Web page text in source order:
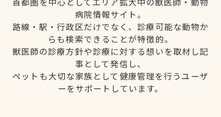
病院情報サイト。
路線・駅・行政区だけでなく、診療可能な動物か
らも検索できることが特徴的。
獣医師の診療方針や診療に対する想いを取材し記
事として発信し、
ペットも大切な家族として健康管理を行うユーザ
ーをサポートしています。